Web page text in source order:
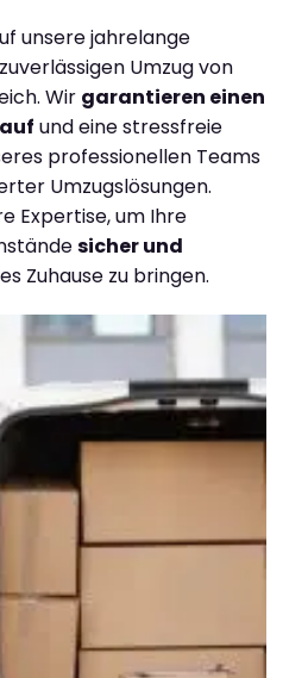
unsere jahrelange
Umzug von
Wir garantieren einen
und eine stressfreie
professionellen Teams
Umzugslösungen.
Expertise, um Ihre
sicher und
Zuhause zu bringen.